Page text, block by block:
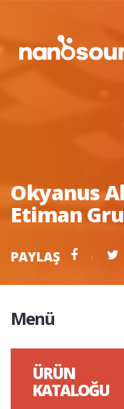
Okyanus
Etiman
PAYLAŞ
Menü
ÜRÜN
KATALOĞU